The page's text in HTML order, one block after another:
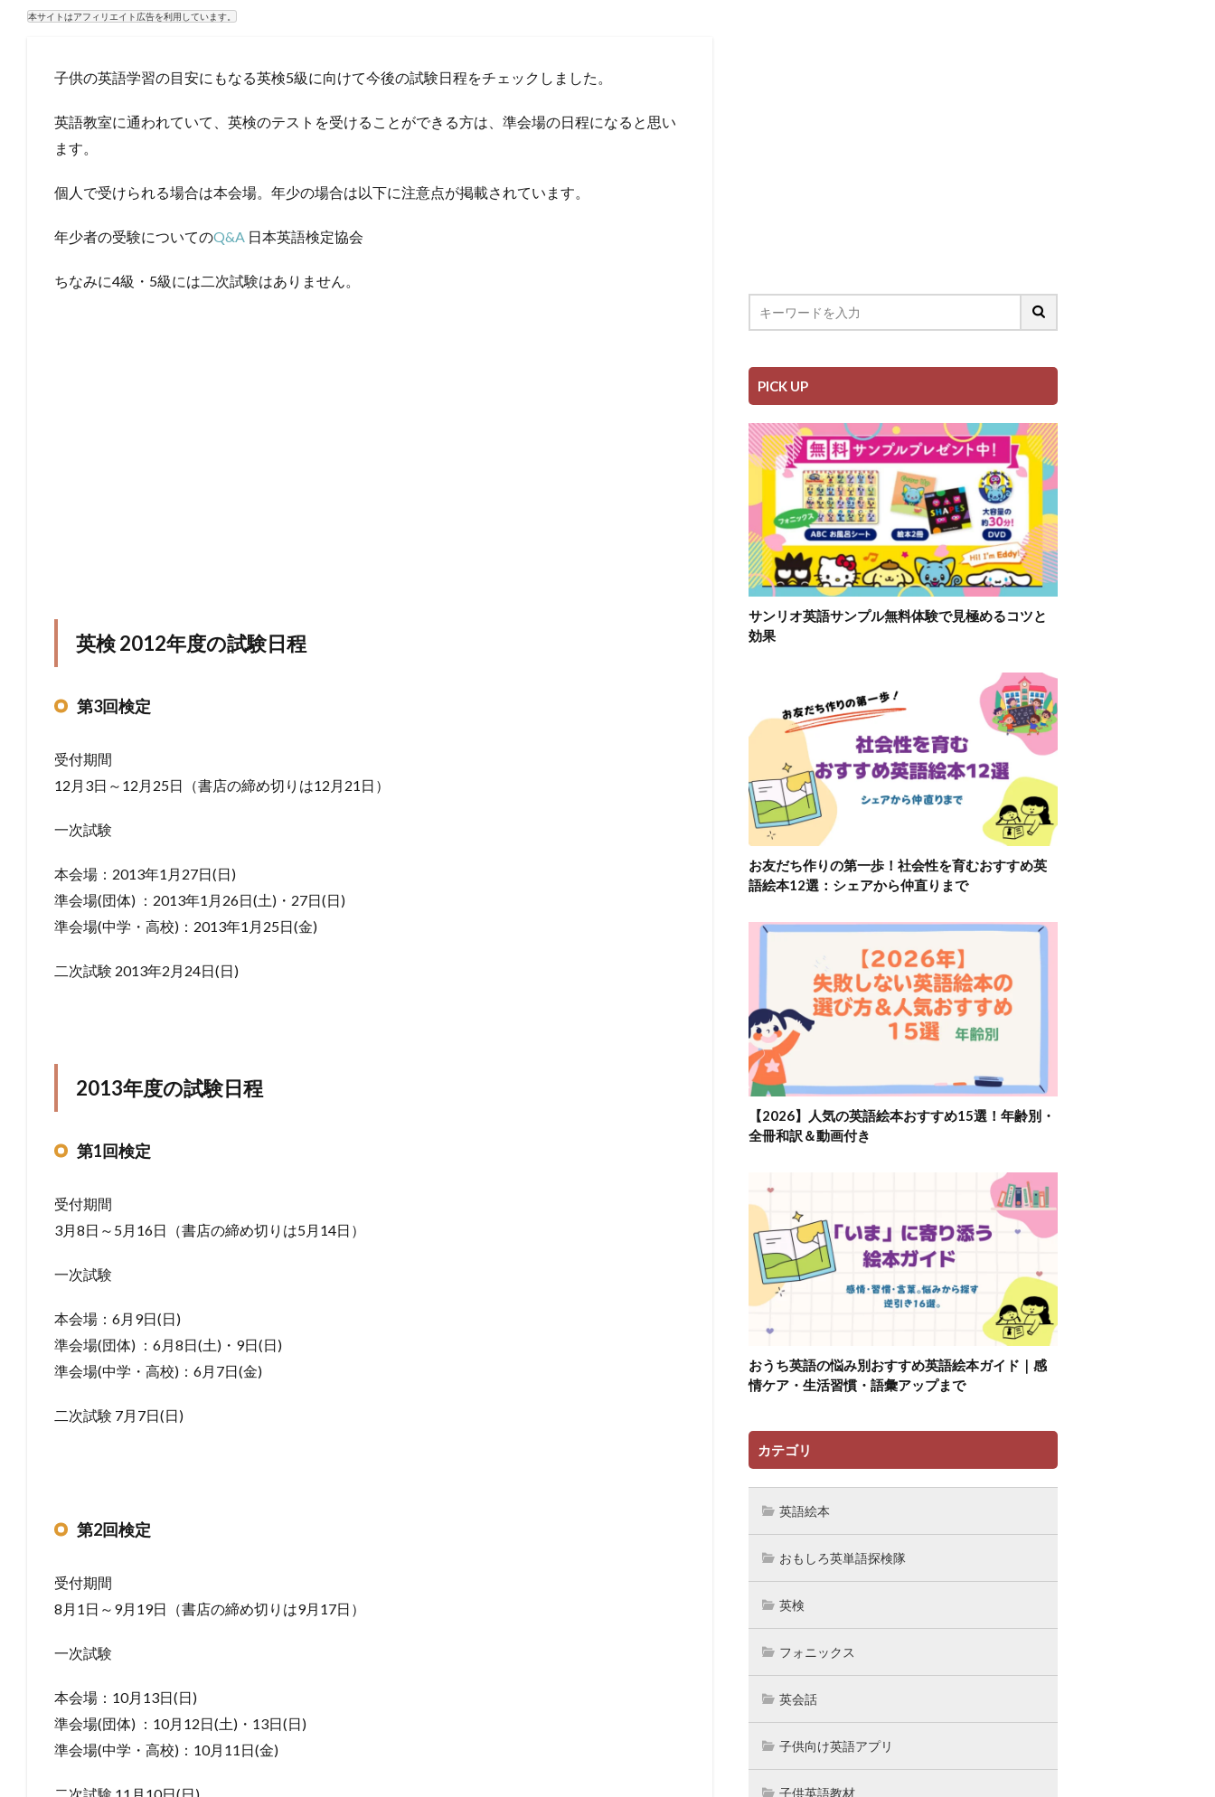
本サイトはアフィリエイト広告を利用しています。
子供の英語学習の目安にもなる英検5級に向けて今後の試験日程をチェックしました。
英語教室に通われていて、英検のテストを受けることができる方は、準会場の日程になると思い
ます。
個人で受けられる場合は本会場。年少の場合は以下に注意点が掲載されています。
年少者の受験についてのQ&A 日本英語検定協会
ちなみに4級・5級には二次試験はありません。
英検 2012年度の試験日程
第3回検定
受付期間
12月3日～12月25日（書店の締め切りは12月21日）
一次試験
本会場：2013年1月27日(日)
準会場(団体) ：2013年1月26日(土)・27日(日)
準会場(中学・高校)：2013年1月25日(金)
二次試験 2013年2月24日(日)
2013年度の試験日程
第1回検定
受付期間
3月8日～5月16日（書店の締め切りは5月14日）
一次試験
本会場：6月9日(日)
準会場(団体) ：6月8日(土)・9日(日)
準会場(中学・高校)：6月7日(金)
二次試験 7月7日(日)
第2回検定
受付期間
8月1日～9月19日（書店の締め切りは9月17日）
一次試験
本会場：10月13日(日)
準会場(団体) ：10月12日(土)・13日(日)
準会場(中学・高校)：10月11日(金)
二次試験 11月10日(日)
PICK UP
サンリオ英語サンプル無料体験で見極めるコツと
効果
お友だち作りの第一歩！社会性を育むおすすめ英
語絵本12選：シェアから仲直りまで
【2026】人気の英語絵本おすすめ15選！年齢別・
全冊和訳＆動画付き
おうち英語の悩み別おすすめ英語絵本ガイド｜感
情ケア・生活習慣・語彙アップまで
カテゴリ
英語絵本
おもしろ英単語探検隊
英検
フォニックス
英会話
子供向け英語アプリ
子供英語教材